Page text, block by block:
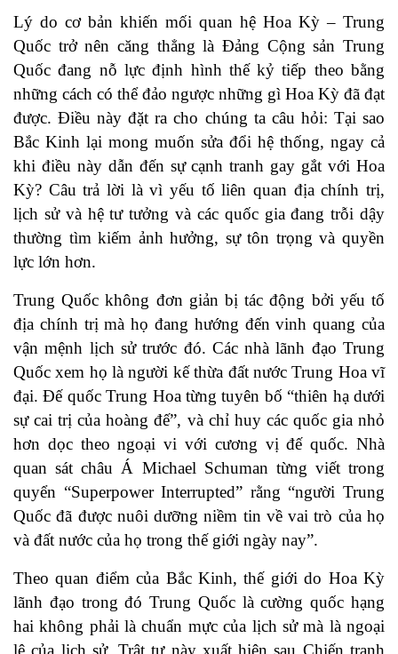
Lý do cơ bản khiến mối quan hệ Hoa Kỳ – Trung
Quốc trở nên căng thẳng là Đảng Cộng sản Trung
Quốc đang nỗ lực định hình thế kỷ tiếp theo bằng
những cách có thể đảo ngược những gì Hoa Kỳ đã đạt
được. Điều này đặt ra cho chúng ta câu hỏi: Tại sao
Bắc Kinh lại mong muốn sửa đổi hệ thống, ngay cả
khi điều này dẫn đến sự cạnh tranh gay gắt với Hoa
Kỳ? Câu trả lời là vì yếu tố liên quan địa chính trị,
lịch sử và hệ tư tưởng và các quốc gia đang trỗi dậy
thường tìm kiếm ảnh hưởng, sự tôn trọng và quyền
lực lớn hơn.
Trung Quốc không đơn giản bị tác động bởi yếu tố
địa chính trị mà họ đang hướng đến vinh quang của
vận mệnh lịch sử trước đó. Các nhà lãnh đạo Trung
Quốc xem họ là người kế thừa đất nước Trung Hoa vĩ
đại. Đế quốc Trung Hoa từng tuyên bố “thiên hạ dưới
sự cai trị của hoàng đế”, và chỉ huy các quốc gia nhỏ
hơn dọc theo ngoại vi với cương vị đế quốc. Nhà
quan sát châu Á Michael Schuman từng viết trong
quyển “Superpower Interrupted” rằng “người Trung
Quốc đã được nuôi dưỡng niềm tin về vai trò của họ
và đất nước của họ trong thế giới ngày nay”.
Theo quan điểm của Bắc Kinh, thế giới do Hoa Kỳ
lãnh đạo trong đó Trung Quốc là cường quốc hạng
hai không phải là chuẩn mực của lịch sử mà là ngoại
lệ của lịch sử. Trật tự này xuất hiện sau Chiến tranh